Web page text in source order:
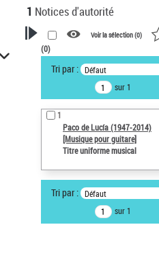
1 Notices d'autorité
VOTRE RECHERCHE
Recherche avancée dans les
notices d’autorité
Œuvres liées à l'auteur :
Paco de Lucía (1947-2014)
Auteur d’œuvre
ne s'applique pas
Type de notice d'autorité
Voir la sélection (0)
(0)
Tri par : Défaut
sur 1
1
Paco de Lucía (1947-2014)
[Musique pour guitare]
Titre uniforme musical
Tri par : Défaut
sur 1